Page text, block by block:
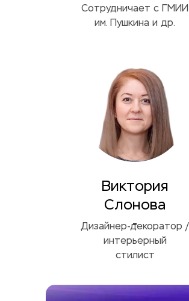
Сотрудничает с ГМИИ
им. Пушкина и др.
Виктория
Слонова
-
Дизайнер-декоратор /
интерьерный
стилист